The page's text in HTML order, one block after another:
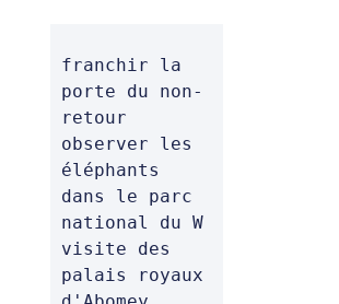
franchir la
porte du non-
retour
observer les
éléphants
dans le parc
national du W
visite des
palais royaux